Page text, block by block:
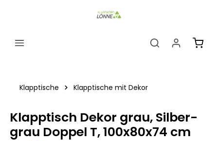
Klapptische Klapptische mit Dekor
Klapptisch Dekor grau, Silber-
grau Doppel T, 100x80x74 cm